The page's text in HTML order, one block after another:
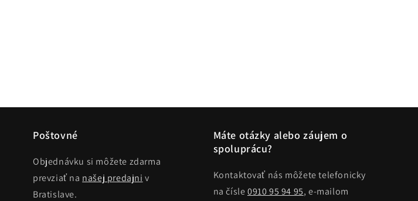
Poštovné
Objednávku si môžete zdarma
prevziať na našej predajni v
Bratislave.
Máte otázky alebo záujem o
spoluprácu?
Kontaktovať nás môžete telefonicky
na čísle0910 95 94 95, e-mailom